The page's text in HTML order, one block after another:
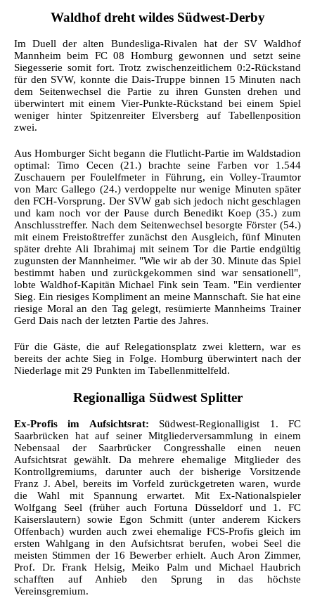
Waldhof dreht wildes Südwest-Derby
Im Duell der alten Bundesliga-Rivalen hat der SV Waldhof
Mannheim beim FC 08 Homburg gewonnen und setzt seine
Siegesserie somit fort. Trotz zwischenzeitlichem 0:2-Rückstand
für den SVW, konnte die Dais-Truppe binnen 15 Minuten nach
dem Seitenwechsel die Partie zu ihren Gunsten drehen und
überwintert mit einem Vier-Punkte-Rückstand bei einem Spiel
weniger hinter Spitzenreiter Elversberg auf Tabellenposition
zwei.
Aus Homburger Sicht begann die Flutlicht-Partie im Waldstadion
optimal: Timo Cecen (21.) brachte seine Farben vor 1.544
Zuschauern per Foulelfmeter in Führung, ein Volley-Traumtor
von Marc Gallego (24.) verdoppelte nur wenige Minuten später
den FCH-Vorsprung. Der SVW gab sich jedoch nicht geschlagen
und kam noch vor der Pause durch Benedikt Koep (35.) zum
Anschlusstreffer. Nach dem Seitenwechsel besorgte Förster (54.)
mit einem Freistoßtreffer zunächst den Ausgleich, fünf Minuten
später drehte Ali Ibrahimaj mit seinem Tor die Partie endgültig
zugunsten der Mannheimer. "Wie wir ab der 30. Minute das Spiel
bestimmt haben und zurückgekommen sind war sensationell",
lobte Waldhof-Kapitän Michael Fink sein Team. "Ein verdienter
Sieg. Ein riesiges Kompliment an meine Mannschaft. Sie hat eine
riesige Moral an den Tag gelegt, resümierte Mannheims Trainer
Gerd Dais nach der letzten Partie des Jahres.
Für die Gäste, die auf Relegationsplatz zwei klettern, war es
bereits der achte Sieg in Folge. Homburg überwintert nach der
Niederlage mit 29 Punkten im Tabellenmittelfeld.
Regionalliga Südwest Splitter
Ex-Profis im Aufsichtsrat: Südwest-Regionalligist 1. FC
Saarbrücken hat auf seiner Mitgliederversammlung in einem
Nebensaal der Saarbrücker Congresshalle einen neuen
Aufsichtsrat gewählt. Da mehrere ehemalige Mitglieder des
Kontrollgremiums, darunter auch der bisherige Vorsitzende
Franz J. Abel, bereits im Vorfeld zurückgetreten waren, wurde
die Wahl mit Spannung erwartet. Mit Ex-Nationalspieler
Wolfgang Seel (früher auch Fortuna Düsseldorf und 1. FC
Kaiserslautern) sowie Egon Schmitt (unter anderem Kickers
Offenbach) wurden auch zwei ehemalige FCS-Profis gleich im
ersten Wahlgang in den Aufsichtsrat berufen, wobei Seel die
meisten Stimmen der 16 Bewerber erhielt. Auch Aron Zimmer,
Prof. Dr. Frank Helsig, Meiko Palm und Michael Haubrich
schafften auf Anhieb den Sprung in das höchste
Vereinsgremium.